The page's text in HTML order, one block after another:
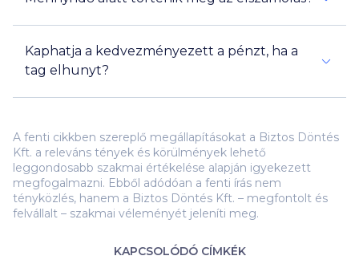
Kaphatja a kedvezményezett a pénzt, ha a
tag elhunyt?
A fenti cikkben szereplő megállapításokat a Biztos Döntés
Kft. a releváns tények és körülmények lehető
leggondosabb szakmai értékelése alapján igyekezett
megfogalmazni. Ebből adódóan a fenti írás nem
tényközlés, hanem a Biztos Döntés Kft. – megfontolt és
felvállalt – szakmai véleményét jeleníti meg.
KAPCSOLÓDÓ CÍMKÉK